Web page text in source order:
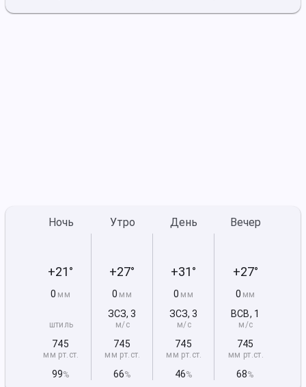
Ночь
+21°
0 мм
штиль
745
мм рт.ст.
99%
Утро
+27°
0 мм
ЗСЗ,3
м/с
745
мм рт.ст.
66%
День
+31°
0 мм
ЗСЗ,3
м/с
745
мм рт.ст.
46%
Вечер
+27°
0 мм
ВСВ, 1
м/с
745
мм рт.ст.
68%